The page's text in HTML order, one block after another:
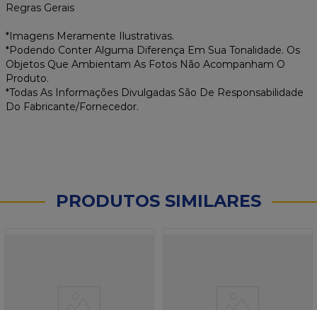
Regras Gerais
*Imagens Meramente Ilustrativas.
*Podendo Conter Alguma Diferença Em Sua Tonalidade. Os
Objetos Que Ambientam As Fotos Não Acompanham O
Produto.
*Todas As Informações Divulgadas São De Responsabilidade
Do Fabricante/Fornecedor.
PRODUTOS SIMILARES